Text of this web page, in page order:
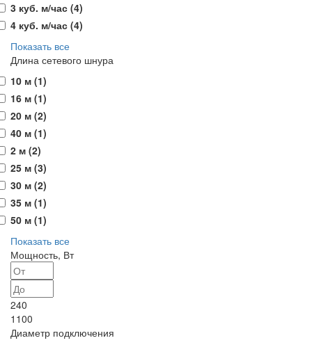
3 куб. м/час (4)
4 куб. м/час (4)
Показать все
Длина сетевого шнура
10 м (1)
16 м (1)
20 м (2)
40 м (1)
2 м (2)
25 м (3)
30 м (2)
35 м (1)
50 м (1)
Показать все
Мощность, Вт
240
1100
Диаметр подключения